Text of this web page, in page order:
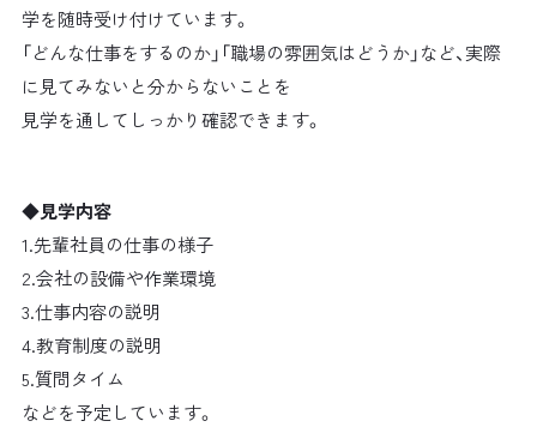
学を随時受け付けています。
「どんな仕事をするのか」「職場の雰囲気はどうか」など、実際
に見てみないと分からないことを
見学を通してしっかり確認できます。
◆見学内容
1.先輩社員の仕事の様子
2.会社の設備や作業環境
3.仕事内容の説明
4.教育制度の説明
5.質問タイム
などを予定しています。